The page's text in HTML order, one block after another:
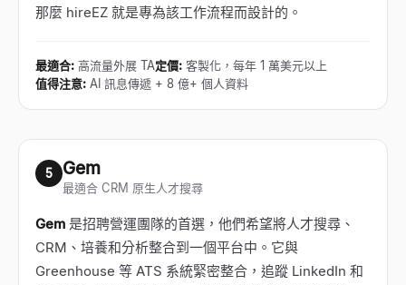
那麼 hireEZ 就是專為該工作流程而設計的。
最適合: 高流量外展 TA定價: 客製化，每年 1 萬美元以上
值得注意: AI 訊息傳遞 + 8 億+ 個人資料
5 Gem
最適合 CRM 原生人才搜尋
Gem 是招聘營運團隊的首選，他們希望將人才搜尋、
CRM、培養和分析整合到一個平台中。它與
Greenhouse 等 ATS 系統緊密整合，追蹤 LinkedIn 和